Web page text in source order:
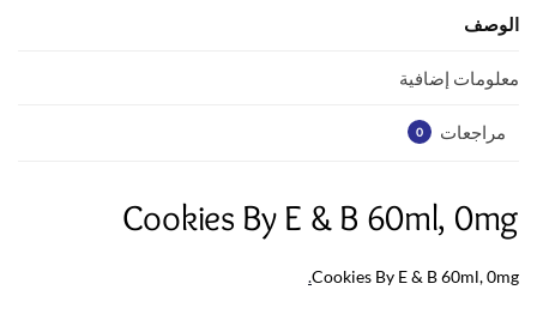
o
k
الوصف
معلومات إضافية
مراجعات 0
Cookies By E & B 60ml, 0mg
Cookies By E & B 60ml, 0mg
.